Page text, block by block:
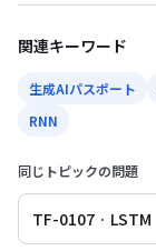
関連キーワード
生成AIパスポート
RNN
同じトピックの問題
TF-0107 · LSTM